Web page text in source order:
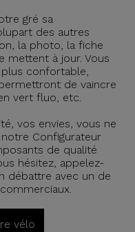
gré sa
des autres
la photo, la fiche
mettent à jour. Vous
plus confortable,
de vaincre
vert fluo, etc.
vos envies, vous ne
Configurateur
de qualité
hésitez, appelez-
débattre avec un de
vélo